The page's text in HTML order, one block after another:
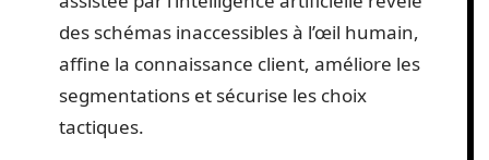
des schémas inaccessibles à l’œil humain,
affine la connaissance client, améliore les
segmentations et sécurise les choix
tactiques.